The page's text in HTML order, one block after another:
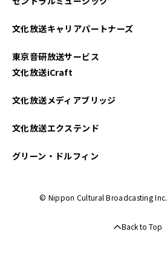
文化放送キャリアパートナーズ
東京音研放送サービス
文化放送iCraft
文化放送メディアブリッジ
文化放送エクステンド
グリーン・ドルフィン
© Nippon Cultural Broadcasting Inc.
Back to Top